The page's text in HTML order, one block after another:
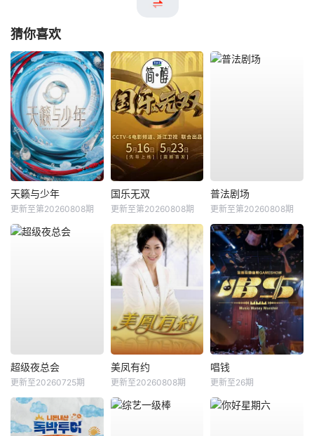
猜你喜欢
天籁与少年
更新至第20260808期
国乐无双
更新至第20260808期
普法剧场
更新至第20260808期
超级夜总会
更新至20260725期
美凤有约
更新至20260808期
唱钱
更新至26期